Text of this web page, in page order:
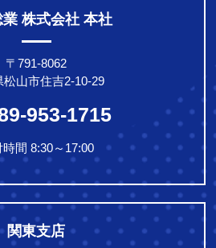
業 株式会社 本社
〒791-8062
松山市住吉2-10-29
953-1715
時間 8:30～17:00
関東支店